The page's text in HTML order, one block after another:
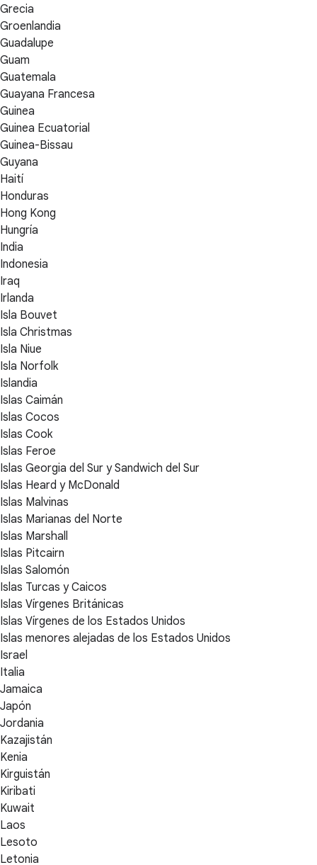
Grecia
Groenlandia
Guadalupe
Guam
Guatemala
Guayana Francesa
Guinea
Guinea Ecuatorial
Guinea-Bissau
Guyana
Haití
Honduras
Hong Kong
Hungría
India
Indonesia
Iraq
Irlanda
Isla Bouvet
Isla Christmas
Isla Niue
Isla Norfolk
Islandia
Islas Caimán
Islas Cocos
Islas Cook
Islas Feroe
Islas Georgia del Sur y Sandwich del Sur
Islas Heard y McDonald
Islas Malvinas
Islas Marianas del Norte
Islas Marshall
Islas Pitcairn
Islas Salomón
Islas Turcas y Caicos
Islas Vírgenes Británicas
Islas Vírgenes de los Estados Unidos
Islas menores alejadas de los Estados Unidos
Israel
Italia
Jamaica
Japón
Jordania
Kazajistán
Kenia
Kirguistán
Kiribati
Kuwait
Laos
Lesoto
Letonia